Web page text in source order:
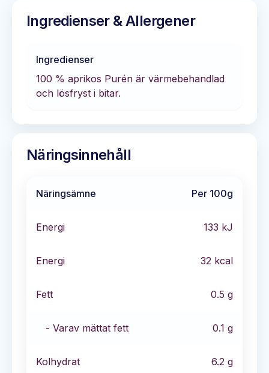
Ingredienser & Allergener
Ingredienser
100 % aprikos Purén är värmebehandlad
och lösfryst i bitar.
Näringsinnehåll
Näringsämne Per 100g
Energi 133 kJ
Energi 32 kcal
Fett 0.5 g
- Varav mättat fett 0.1 g
Kolhydrat 6.2 g